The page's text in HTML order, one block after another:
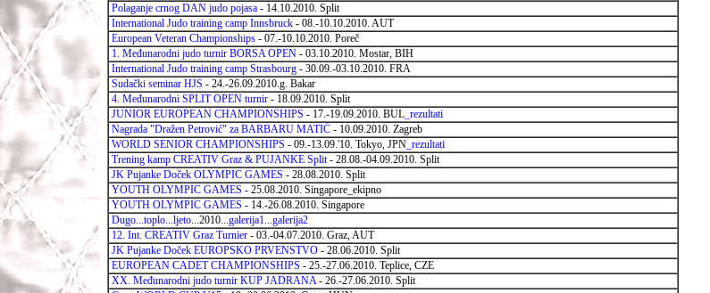
Polaganje crnog DAN judo pojasa - 14.10.2010. Split
International Judo training camp Innsbruck - 08.-10.10.2010. AUT
European Veteran Championships - 07.-10.10.2010. Poreč
1. Međunarodni judo turnir BORSA OPEN - 03.10.2010. Mostar, BIH
International Judo training camp Strasbourg - 30.09.-03.10.2010. FRA
Sudački seminar HJS - 24.-26.09.2010.g. Bakar
4. Međunarodni SPLIT OPEN turnir - 18.09.2010. Split
JUNIOR EUROPEAN CHAMPIONSHIPS - 17.-19.09.2010. BUL _rezultati
Nagrada "Dražen Petrović" za BARBARU MATIĆ - 10.09.2010. Zagreb
WORLD SENIOR CHAMPIONSHIPS - 09.-13.09.'10. Tokyo, JPN _rezultati
Trening kamp CREATIV Graz & PUJANKE Split - 28.08.-04.09.2010. Split
JK Pujanke Doček OLYMPIC GAMES - 28.08.2010. Split
YOUTH OLYMPIC GAMES - 25.08.2010. Singapore_ekipno
YOUTH OLYMPIC GAMES - 14.-26.08.2010. Singapore
Dugo...toplo...ljeto...2010...galerija1...galerija2
12. Int. CREATIV Graz Turnier - 03.-04.07.2010. Graz, AUT
JK Pujanke Doček EUROPSKO PRVENSTVO - 28.06.2010. Split
EUROPEAN CADET CHAMPIONSHIPS - 25.-27.06.2010. Teplice, CZE
XX. Međunarodni judo turnir KUP JADRANA - 26.-27.06.2010. Split